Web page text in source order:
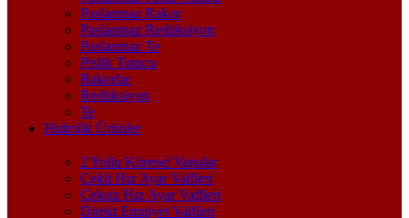
Paslanmaz Rakor
Paslanmaz Redüksiyon
Paslanmaz Te
Pislik Tutucu
Rakorlar
Redüksiyon
Te
Hidrolik Ürünler
2 Yollu Küresel Vanalar
Çekli Hız Ayar Valfleri
Çeksiz Hız Ayar Valfleri
Direkt Emniyet Valfleri